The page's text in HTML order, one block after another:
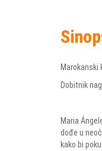
Marokanski
Dobitnik
Maria
dođe u
kako bi